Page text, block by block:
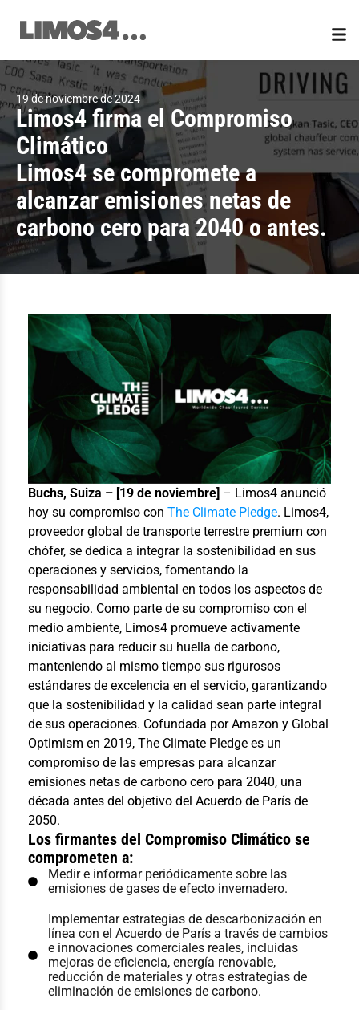
contenido
19 de noviembre de 2024
Limos4 firma el Compromiso
Climático
Limos4 se compromete a
alcanzar emisiones netas de
carbono cero para 2040 o antes.
Buchs, Suiza – [19 de noviembre] – Limos4 anunció
hoy su compromiso con The Climate Pledge. Limos4,
proveedor global de transporte terrestre premium con
chófer, se dedica a integrar la sostenibilidad en sus
operaciones y servicios, fomentando la
responsabilidad ambiental en todos los aspectos de
su negocio. Como parte de su compromiso con el
medio ambiente, Limos4 promueve activamente
iniciativas para reducir su huella de carbono,
manteniendo al mismo tiempo sus rigurosos
estándares de excelencia en el servicio, garantizando
que la sostenibilidad y la calidad sean parte integral
de sus operaciones. Cofundada por Amazon y Global
Optimism en 2019, The Climate Pledge es un
compromiso de las empresas para alcanzar
emisiones netas de carbono cero para 2040, una
década antes del objetivo del Acuerdo de París de
2050.
Los firmantes del Compromiso Climático se
comprometen a:
Medir e informar periódicamente sobre las
emisiones de gases de efecto invernadero.
Implementar estrategias de descarbonización en
línea con el Acuerdo de París a través de cambios
e innovaciones comerciales reales, incluidas
mejoras de eficiencia, energía renovable,
reducción de materiales y otras estrategias de
eliminación de emisiones de carbono.